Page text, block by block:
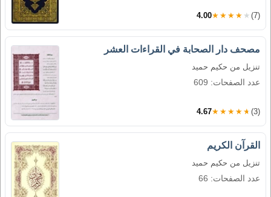
4.00★★★★★ (7)
مصحف دار الصحابة في القراءات العشر
تنزيل من حكيم حميد
عدد الصفحات: 609
4.67★★★★★ (3)
القرآن الكريم
تنزيل من حكيم حميد
عدد الصفحات: 66